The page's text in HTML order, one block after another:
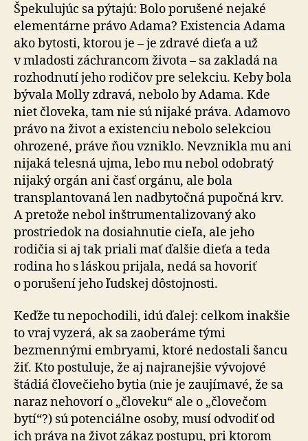
Špekulujúc sa pýtajú: Bolo porušené nejaké
elementárne právo Adama? Existencia Adama
ako bytosti, ktorou je – je zdravé dieťa a už
v mladosti záchrancom života – sa zakladá na
rozhodnutí jeho rodičov pre selekciu. Keby bola
bývala Molly zdravá, nebolo by Adama. Kde
niet človeka, tam nie sú nijaké práva. Adamovo
právo na život a existenciu nebolo selekciou
ohrozené, práve ňou vzniklo. Nevznikla mu ani
nijaká telesná ujma, lebo mu nebol odobratý
nijaký orgán ani časť orgánu, ale bola
transplantovaná len nadbytočná pupočná krv.
A pretože nebol inštrumentalizovaný ako
prostriedok na dosiahnutie cieľa, ale jeho
rodičia si aj tak priali mať ďalšie dieťa a teda
rodina ho s láskou prijala, nedá sa hovoriť
o porušení jeho ľudskej dôstojnosti.
Keďže tu nepochodili, idú ďalej: celkom inakšie
to vraj vyzerá, ak sa zaoberáme tými
bezmennými embryami, ktoré nedostali šancu
žiť. Kto postuluje, že aj najranejšie vývojové
štádiá človečieho bytia (nie je zaujímavé, že sa
naraz nehovorí o „človeku“ ale o „človečom
bytí“?) sú potenciálne osoby, musí odvodiť od
ich práva na život zákaz postupu, pri ktorom